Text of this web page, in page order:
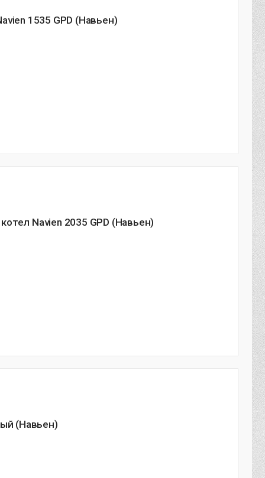
1535 GPD (Навьен)
Navien 2035 GPD (Навьен)
(Навьен)